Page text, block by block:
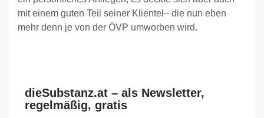
mit einem guten Teil seiner Klientel– die nun eben
mehr denn je von der ÖVP umworben wird.
dieSubstanz.at – als Newsletter,
regelmäßig, gratis